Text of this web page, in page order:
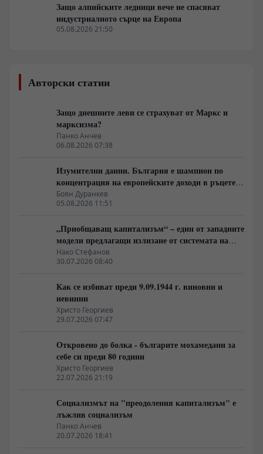
Защо алпийските ледници вече не спасяват
индустриалното сърце на Европа
05.08.2026 21:50
Авторски статии
Защо днешните леви се страхуват от Маркс и
марксизма?
Панко Анчев
06.08.2026 07:38
Изумителни данни. България е шампион по
концентрация на европейските доходи в ръцете
на най-богатия 1%, надминава и САЩ
Боян Дуранкев
05.08.2026 11:51
„Приобщаващ капитализъм“ – един от западните
модели предлагащи излизане от системата на
неолиберализма
Нако Стефанов
30.07.2026 08:40
Как се избиват преди 9.09.1944 г. виновни и
невинни
Христо Георгиев
29.07.2026 07:47
Откровено до болка - българите мохамедани за
себе си преди 80 години
Христо Георгиев
22.07.2026 21:19
Социализмът на "преодоления капитализъм" е
лъжлив социализъм
Панко Анчев
20.07.2026 18:41